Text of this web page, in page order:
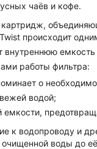
чаёв и кофе.
происходит
внутреннюю
работы фильтра:
о
водой;
к водопроводу и
воды до